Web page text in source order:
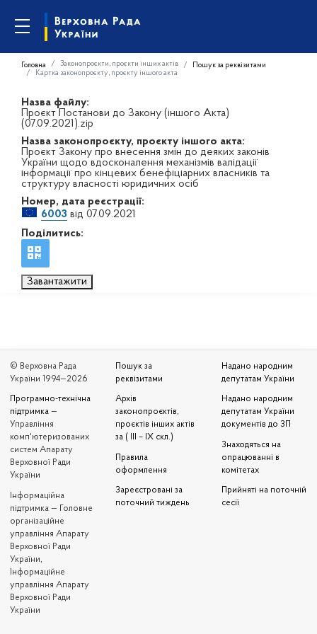
Головна Законопроєкти, проєкти інших актів
Пошук за реквізитами
Картка законопроєкту, проєкту іншого акта
Назва файлу:
Проєкт Постанови до Закону (іншого Акта)
(07.09.2021).zip
Назва законопроєкту, проєкту іншого акта:
Проєкт Закону про внесення змін до деяких законів
України щодо вдосконалення механізмів валідації
інформації про кінцевих бенефіціарних власників та
структуру власності юридичних осіб
Номер, дата реєстрації:
6003 від 07.09.2021
Поділитись:
Завантажити
© Верховна Рада
України 1994—2026
Програмно-технічна
підтримка —
Управління
комп'ютеризованих
систем Апарату
Верховної Ради
України
Iнформаційна
підтримка — Головне
організаційне
управління Апарату
Верховної Ради
України,
Інформаційне
управління Апарату
Верховної Ради
України
Пошук за
реквізитами
Архів
законопроєктів,
проєктів інших актів
за ( III – IX скл.)
Правила
оформлення
Зареєстровані за
поточний тиждень
Надано народним
депутатам України
Надано народним
депутатам України
документів до ЗП
Знаходяться на
опрацюванні в
комітетах
Прийняті на поточній
сесії